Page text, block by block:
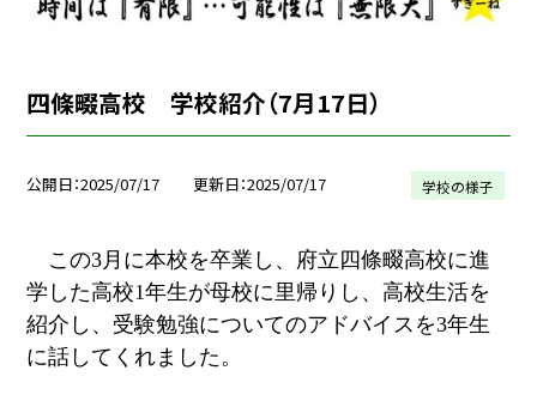
四條畷高校 学校紹介（7月17日）
公開日 2025/07/17 更新日 2025/07/17 学校の様子
この3月に本校を卒業し、府立四條畷高校に進
学した高校1年生が母校に里帰りし、高校生活を
紹介し、受験勉強についてのアドバイスを3年生
に話してくれました。